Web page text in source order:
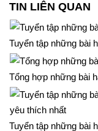
TIN LIÊN QUAN
Tuyển tập những bài
Tổng hợp những bài
Tuyển tập những bài